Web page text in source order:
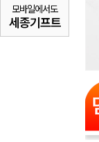
모바일에서도
세종기프트